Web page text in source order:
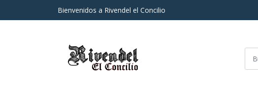
Bienvenidos a Rivendel el Concilio